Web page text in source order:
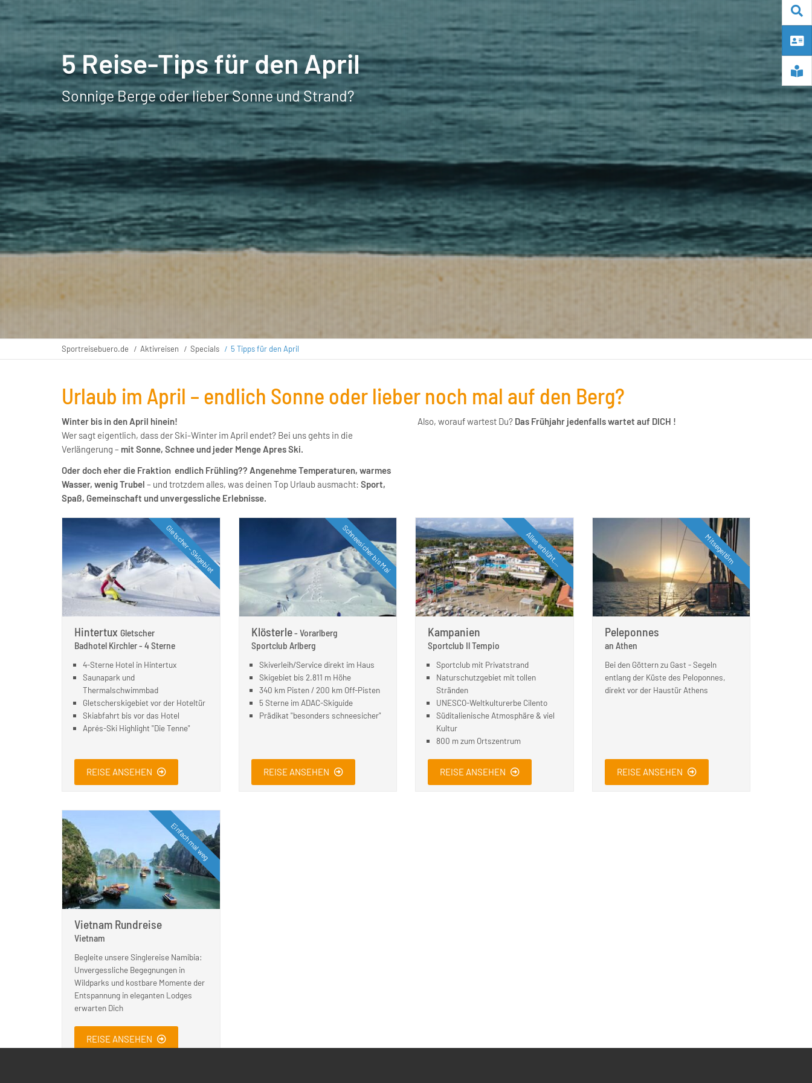
5 Reise-Tips für den April
Sonnige Berge oder lieber Sonne und Strand?
Sportreisebuero.de Aktivreisen Specials 5 Tipps für den April
Urlaub im April – endlich Sonne oder lieber noch mal auf den Berg?
Winter bis in den April hinein!
Wer sagt eigentlich, dass der Ski-Winter im April endet? Bei uns gehts in die
Verlängerung – mit Sonne, Schnee und jeder Menge Apres Ski.
Oder doch eher die Fraktion endlich Frühling?? Angenehme Temperaturen, warmes
Wasser, wenig Trubel – und trotzdem alles, was deinen Top Urlaub ausmacht: Sport,
Spaß, Gemeinschaft und unvergessliche Erlebnisse.
Also, worauf wartest Du?Das Frühjahr jedenfalls wartet auf DICH !
Gletscher - Skigebiet
Hintertux Gletscher
Badhotel Kirchler - 4 Sterne
4-Sterne Hotel in Hintertux
Saunapark und
Thermalschwimmbad
Gletscherskigebiet vor der Hoteltür
Skiabfahrt bis vor das Hotel
Aprés-Ski Highlight "Die Tenne"
REISE ANSEHEN
Schneesicher bis Mai
Klösterle- Vorarlberg
Sportclub Arlberg
Skiverleih/Service direkt im Haus
Skigebiet bis 2.811 m Höhe
340 km Pisten / 200 km Off-Pisten
5 Sterne im ADAC-Skiguide
Prädikat "besonders schneesicher"
REISE ANSEHEN
Alles erblüht....
Kampanien
Sportclub Il Tempio
Sportclub mit Privatstrand
Naturschutzgebiet mit tollen
Stränden
UNESCO-Weltkulturerbe Cilento
Süditalienische Atmosphäre & viel
Kultur
800 m zum Ortszentrum
REISE ANSEHEN
Mitsegeltörn
Peleponnes
an Athen
Bei den Göttern zu Gast - Segeln
entlang der Küste des Peloponnes,
direkt vor der Haustür Athens
REISE ANSEHEN
Einfach mal weg
Vietnam Rundreise
Vietnam
Begleite unsere Singlereise Namibia:
Unvergessliche Begegnungen in
Wildparks und kostbare Momente der
Entspannung in eleganten Lodges
erwarten Dich
REISE ANSEHEN